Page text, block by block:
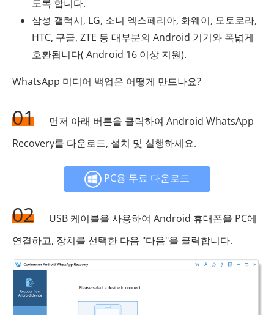
도록 합니다.
삼성 갤럭시, LG, 소니 엑스페리아, 화웨이, 모토로라,
HTC, 구글, ZTE 등 대부분의 Android 기기와 폭넓게
호환됩니다( Android 16 이상 지원).
WhatsApp 미디어 백업은 어떻게 만드나요?
01
먼저 아래 버튼을 클릭하여 Android WhatsApp
Recovery를 다운로드, 설치 및 실행하세요.
PC용 무료 다운로드
02
USB 케이블을 사용하여 Android 휴대폰을 PC에
연결하고, 장치를 선택한 다음 "다음"을 클릭합니다.